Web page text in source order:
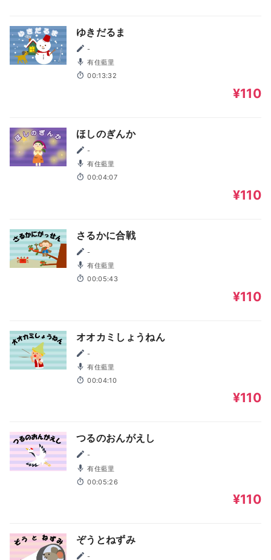
ゆきだるま
-
有住藍里
00:13:32
¥110
ほしのぎんか
-
有住藍里
00:04:07
¥110
さるかに合戦
-
有住藍里
00:05:43
¥110
オオカミしょうねん
-
有住藍里
00:04:10
¥110
つるのおんがえし
-
有住藍里
00:05:26
¥110
ぞうとねずみ
-